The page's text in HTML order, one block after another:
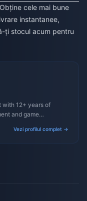
Obține cele mai bune
instantanee,
ți stocul acum pentru
with 12+ years of
and game
Vezi profilul complet →